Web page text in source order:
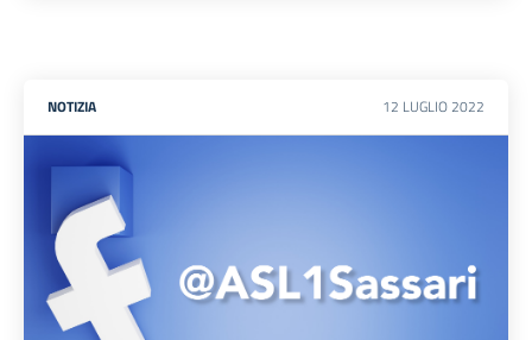
NOTIZIA 12 LUGLIO 2022